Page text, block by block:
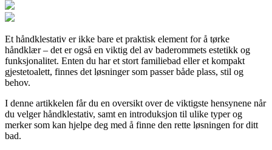
Et håndklestativ er ikke bare et praktisk element for å tørke
håndklær – det er også en viktig del av baderommets estetikk og
funksjonalitet. Enten du har et stort familiebad eller et kompakt
gjestetoalett, finnes det løsninger som passer både plass, stil og
behov.
I denne artikkelen får du en oversikt over de viktigste hensynene når
du velger håndklestativ, samt en introduksjon til ulike typer og
merker som kan hjelpe deg med å finne den rette løsningen for ditt
bad.